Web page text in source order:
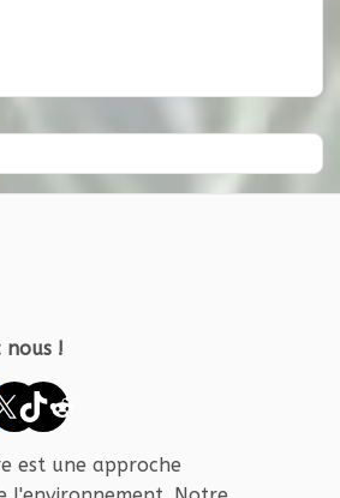
nous !
TikTok
Reddit
est une approche